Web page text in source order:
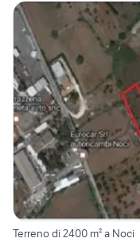
Terreno di 2400 m² a Noci